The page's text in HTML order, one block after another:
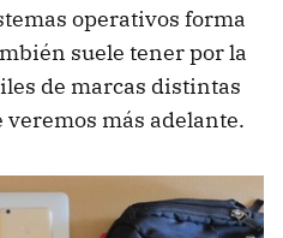
operativos forma
suele tener por la
de marcas distintas
más adelante.